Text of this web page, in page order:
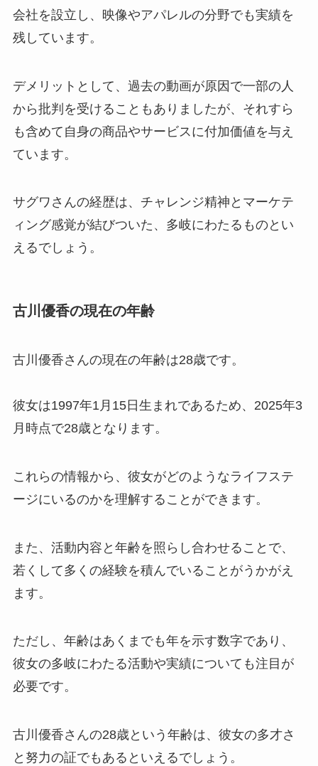
会社を設立し、映像やアパレルの分野でも実績を
残しています。
デメリットとして、過去の動画が原因で一部の人
から批判を受けることもありましたが、それすら
も含めて自身の商品やサービスに付加価値を与え
ています。
サグワさんの経歴は、チャレンジ精神とマーケテ
ィング感覚が結びついた、多岐にわたるものとい
えるでしょう。
古川優香の現在の年齢
古川優香さんの現在の年齢は28歳です。
彼女は1997年1月15日生まれであるため、2025年3
月時点で28歳となります。
これらの情報から、彼女がどのようなライフステ
ージにいるのかを理解することができます。
また、活動内容と年齢を照らし合わせることで、
若くして多くの経験を積んでいることがうかがえ
ます。
ただし、年齢はあくまでも年を示す数字であり、
彼女の多岐にわたる活動や実績についても注目が
必要です。
古川優香さんの28歳という年齢は、彼女の多才さ
と努力の証でもあるといえるでしょう。